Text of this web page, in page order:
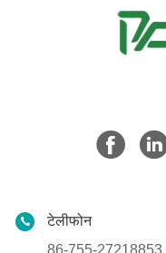
टेलीफोन